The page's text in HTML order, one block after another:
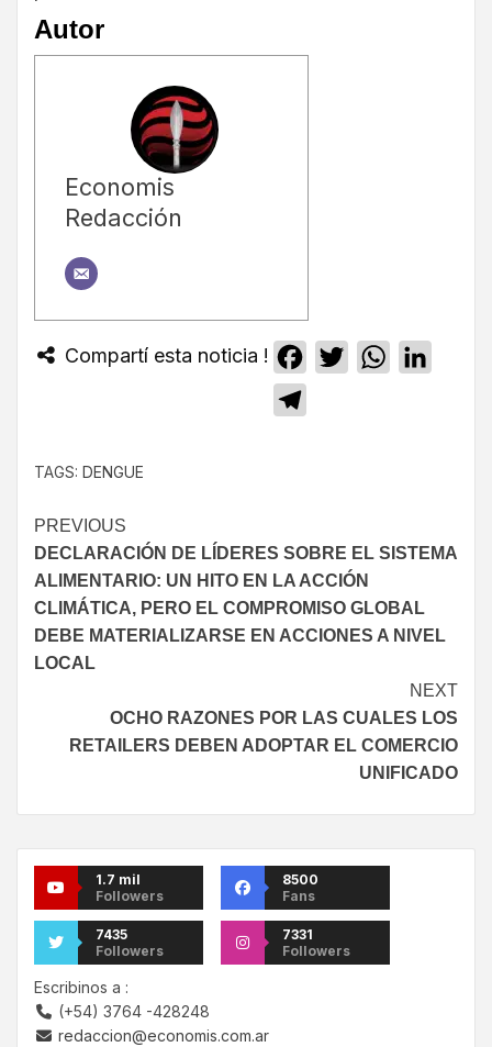
Autor
Economis
Redacción
Compartí esta noticia ! Facebook
TwitterWhatsApp
TAGS: DENGUE
PREVIOUS
DECLARACIÓN DE LÍDERES SOBRE EL SISTEMA
ALIMENTARIO: UN HITO EN LA ACCIÓN
CLIMÁTICA, PERO EL COMPROMISO GLOBAL
DEBE MATERIALIZARSE EN ACCIONES A NIVEL
LOCAL
NEXT
OCHO RAZONES POR LAS CUALES LOS
RETAILERS DEBEN ADOPTAR EL COMERCIO
UNIFICADO
1.7 mil
Followers
8500
Fans
7435
Followers
7331
Followers
Escribinos a :
(+54) 3764 -428248
redaccion@economis.com.ar